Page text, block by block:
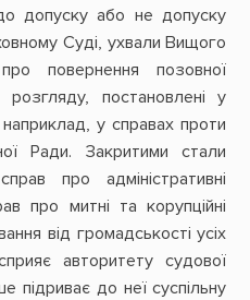
допуску або не допуску
Суді, ухвали Вищого
повернення позовної
постановлені у
наприклад, у справах проти
Ради. Закритими стали
про адміністративні
про митні та корупційні
від громадськості усіх
авторитету судової
підриває до неї суспільну